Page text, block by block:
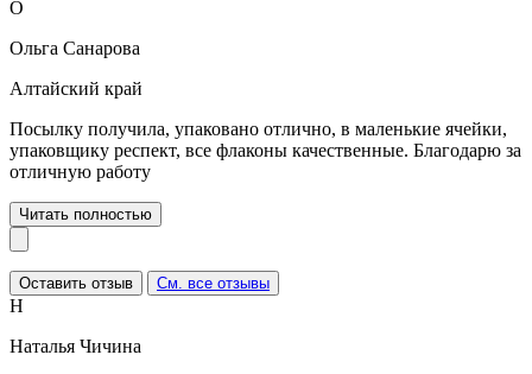
О
Ольга Санарова
Алтайский край
Посылку получила, упаковано отлично, в маленькие ячейки,
упаковщику респект, все флаконы качественные. Благодарю за
отличную работу
Читать полностью
Оставить отзыв См. все отзывы
Н
Наталья Чичина